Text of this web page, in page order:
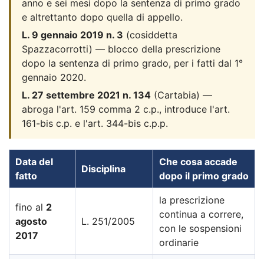
anno e sei mesi dopo la sentenza di primo grado
e altrettanto dopo quella di appello.
L. 9 gennaio 2019 n. 3 (cosiddetta
Spazzacorrotti) — blocco della prescrizione
dopo la sentenza di primo grado, per i fatti dal 1°
gennaio 2020.
L. 27 settembre 2021 n. 134 (Cartabia) —
abroga l'art. 159 comma 2 c.p., introduce l'art.
161-bis c.p. e l'art. 344-bis c.p.p.
Data del
fatto
Disciplina
Che cosa accade
dopo il primo grado
fino al 2
agosto
2017
L. 251/2005
la prescrizione
continua a correre,
con le sospensioni
ordinarie